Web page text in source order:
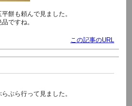
餅も頼んで見ました。
ですね。
この記事のURL
ぶら行って見ました。